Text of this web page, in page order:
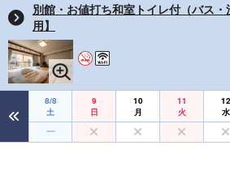
別館・お値打ち和室トイレ付（バス
用】
8/8
土
9
日
10
月
11
火
12
水